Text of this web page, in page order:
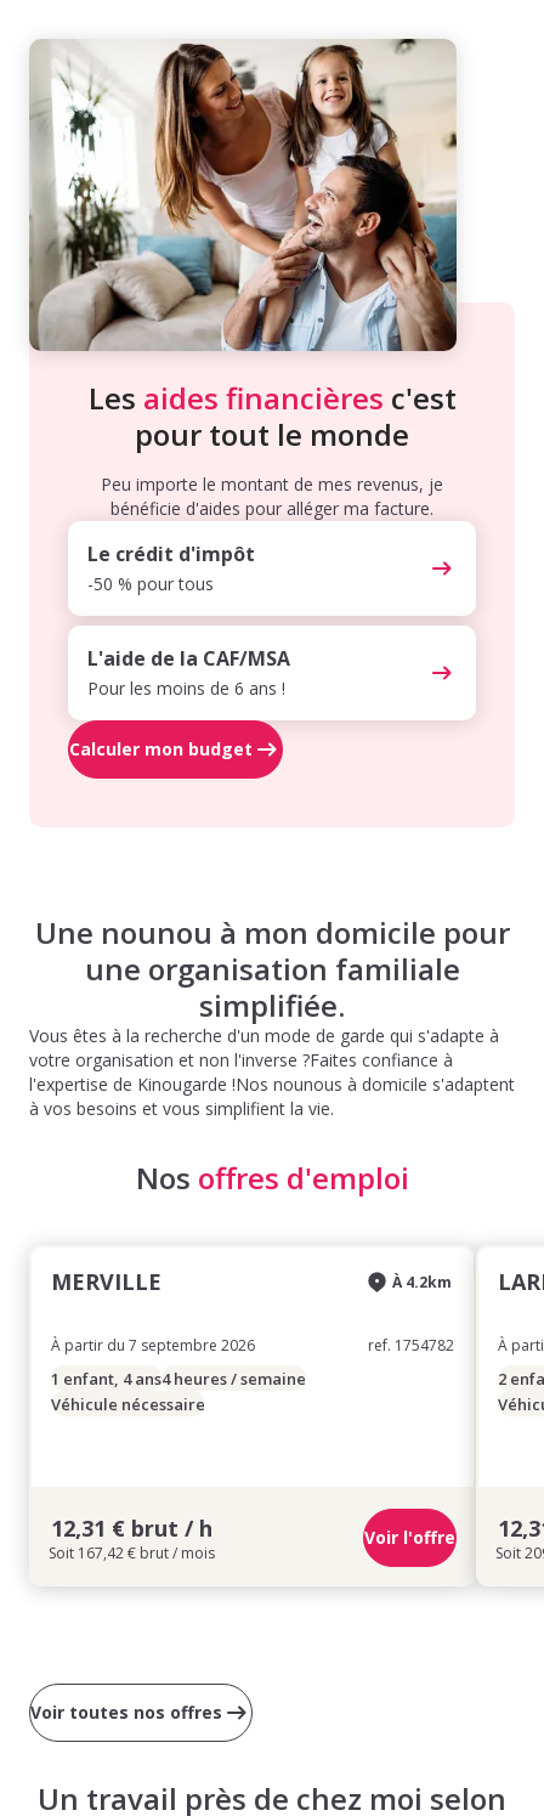
Les aides financières c'est
pour tout le monde
Peu importe le montant de mes revenus, je
bénéficie d'aides pour alléger ma facture.
Le crédit d'impôt
-50 % pour tous
L'aide de la CAF/MSA
Pour les moins de 6 ans !
Calculer mon budget
Une nounou à mon domicile pour
une organisation familiale
simplifiée.
Vous êtes à la recherche d'un mode de garde qui s'adapte à
votre organisation et non l'inverse ?Faites confiance à
l'expertise de Kinougarde !Nos nounous à domicile s'adaptent
à vos besoins et vous simplifient la vie.
Nos offres d'emploi
MERVILLE
À partir du 7 septembre 2026
À 4.2km
ref. 1754782
1 enfant, 4 ans4 heures / semaine
Véhicule nécessaire
12,31 € brut / h
Soit 167,42 € brut / mois
Voir l'offre
À
2
Soit
Voir toutes nos offres
Un travail près de chez moi selon